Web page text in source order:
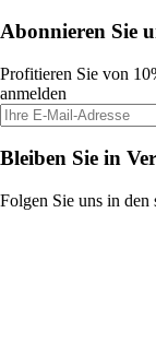
Abonnieren Sie
Profitieren Sie von
anmelden
Bleiben Sie in
Folgen Sie uns in den